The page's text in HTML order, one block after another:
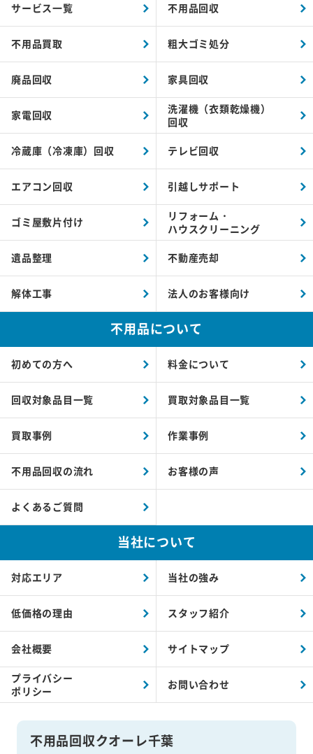
不用品回収クオーレ千葉
サービス一覧 不用品回収
不用品買取 粗大ゴミ処分
廃品回収 家具回収
家電回収
洗濯機（衣類乾燥機）
回収
冷蔵庫（冷凍庫）回収 テレビ回収
エアコン回収 引越しサポート
ゴミ屋敷片付け
リフォーム・
ハウスクリーニング
遺品整理 不動産売却
解体工事 法人のお客様向け
不用品について
初めての方へ 料金について
回収対象品目一覧 買取対象品目一覧
買取事例 作業事例
不用品回収の流れ お客様の声
よくあるご質問
当社について
対応エリア 当社の強み
低価格の理由 スタッフ紹介
会社概要 サイトマップ
プライバシー
ポリシー
お問い合わせ